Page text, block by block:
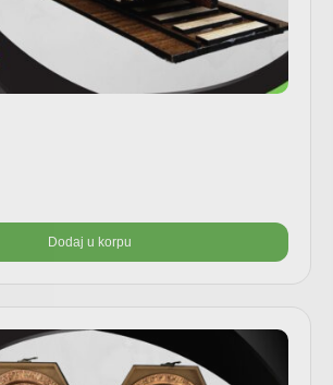
Dodaj u korpu